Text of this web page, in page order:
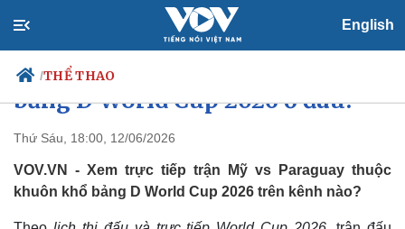
English
/THỂ THAO
Chính trị
Đảng
Xã hội
Tin 24h
Xem trực tiếp Mỹ vs Paraguay
bảng D World Cup 2026 ở đâu?
Thứ Sáu, 18:00, 12/06/2026
VOV.VN - Xem trực tiếp trận Mỹ vs Paraguay thuộc
khuôn khổ bảng D World Cup 2026 trên kênh nào?